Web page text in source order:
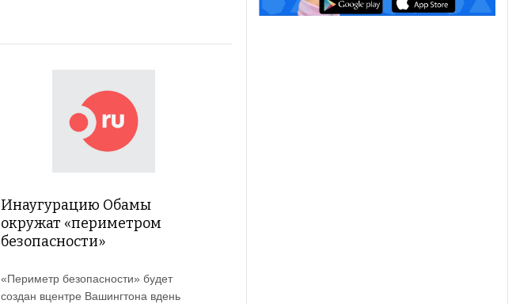
Инаугурацию Обамы
окружат «периметром
безопасности»
«Периметр безопасности» будет
создан вцентре Вашингтона вдень